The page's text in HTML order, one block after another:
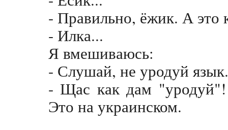
- Правильно, ёжик. А
- Илка...
Я вмешиваюсь:
- Слушай, не уродуй
- Щас как дам
Это на украинском.